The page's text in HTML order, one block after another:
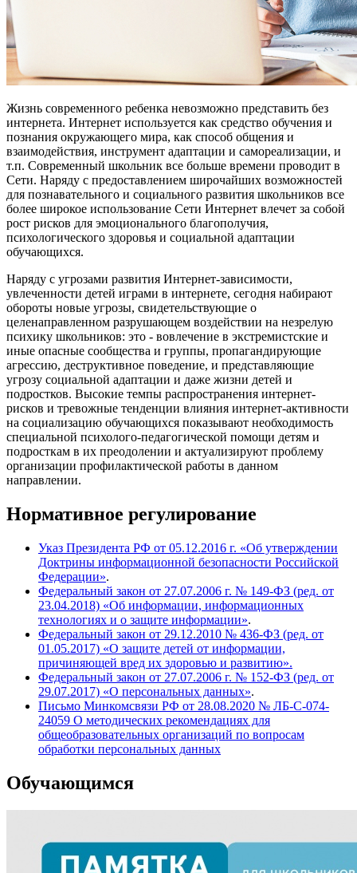
Жизнь современного ребенка невозможно представить без
интернета. Интернет используется как средство обучения и
познания окружающего мира, как способ общения и
взаимодействия, инструмент адаптации и самореализации, и
т.п. Современный школьник все больше времени проводит в
Сети. Наряду с предоставлением широчайших возможностей
для познавательного и социального развития школьников все
более широкое использование Сети Интернет влечет за собой
рост рисков для эмоционального благополучия,
психологического здоровья и социальной адаптации
обучающихся.
Наряду с угрозами развития Интернет-зависимости,
увлеченности детей играми в интернете, сегодня набирают
обороты новые угрозы, свидетельствующие о
целенаправленном разрушающем воздействии на незрелую
психику школьников: это - вовлечение в экстремистские и
иные опасные сообщества и группы, пропагандирующие
агрессию, деструктивное поведение, и представляющие
угрозу социальной адаптации и даже жизни детей и
подростков. Высокие темпы распространения интернет-
рисков и тревожные тенденции влияния интернет-активности
на социализацию обучающихся показывают необходимость
специальной психолого-педагогической помощи детям и
подросткам в их преодолении и актуализируют проблему
организации профилактической работы в данном
направлении.
Нормативное регулирование
Указ Президента РФ от 05.12.2016 г. «Об утверждении
Доктрины информационной безопасности Российской
Федерации».
Федеральный закон от 27.07.2006 г. № 149-ФЗ (ред. от
23.04.2018) «Об информации, информационных
технологиях и о защите информации».
Федеральный закон от 29.12.2010 № 436-ФЗ (ред. от
01.05.2017) «О защите детей от информации,
причиняющей вред их здоровью и развитию».
Федеральный закон от 27.07.2006 г. № 152-ФЗ (ред. от
29.07.2017) «О персональных данных».
Письмо Минкомсвязи РФ от 28.08.2020 № ЛБ-С-074-
24059 О методических рекомендациях для
общеобразовательных организаций по вопросам
обработки персональных данных
Обучающимся